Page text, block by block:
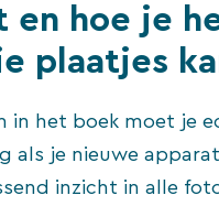
en hoe je
plaatjes
in het boek moet je
als je nieuwe
inzicht in alle